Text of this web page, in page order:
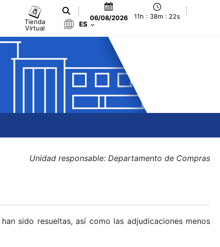
Tienda
Virtual
06/08/2026 11h : 38m : 22s
ES
Unidad responsable: Departamento de Compras
sido resueltas, así como las adjudicaciones menos